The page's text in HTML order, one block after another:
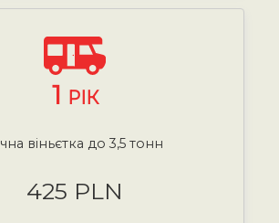
1 РІК
віньєтка до 3,5 тонн
425 PLN